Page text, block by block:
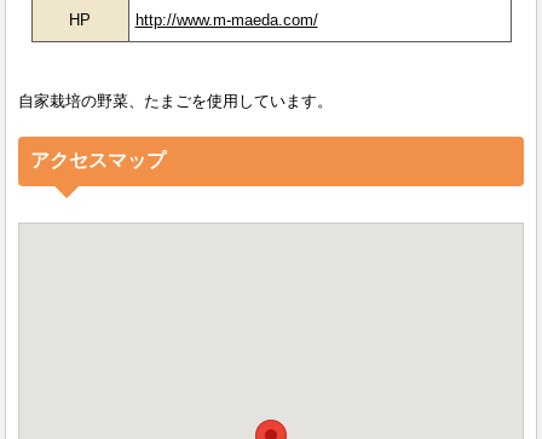
HP http://www.m-maeda.com/
自家栽培の野菜、たまごを使用しています。
アクセスマップ